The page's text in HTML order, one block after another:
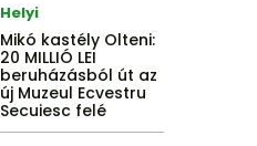
Helyi
Mikó kastély Olteni:
20 MILLIÓ LEI
beruházásból út az
új Muzeul Ecvestru
Secuiesc felé